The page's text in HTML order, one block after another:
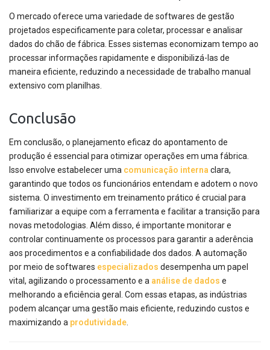
O mercado oferece uma variedade de softwares de gestão
projetados especificamente para coletar, processar e analisar
dados do chão de fábrica. Esses sistemas economizam tempo ao
processar informações rapidamente e disponibilizá-las de
maneira eficiente, reduzindo a necessidade de trabalho manual
extensivo com planilhas.
Conclusão
Em conclusão, o planejamento eficaz do apontamento de
produção é essencial para otimizar operações em uma fábrica.
Isso envolve estabelecer uma comunicação interna clara,
garantindo que todos os funcionários entendam e adotem o novo
sistema. O investimento em treinamento prático é crucial para
familiarizar a equipe com a ferramenta e facilitar a transição para
novas metodologias. Além disso, é importante monitorar e
controlar continuamente os processos para garantir a aderência
aos procedimentos e a confiabilidade dos dados. A automação
por meio de softwares especializados desempenha um papel
vital, agilizando o processamento e a análise de dados e
melhorando a eficiência geral. Com essas etapas, as indústrias
podem alcançar uma gestão mais eficiente, reduzindo custos e
maximizando a produtividade